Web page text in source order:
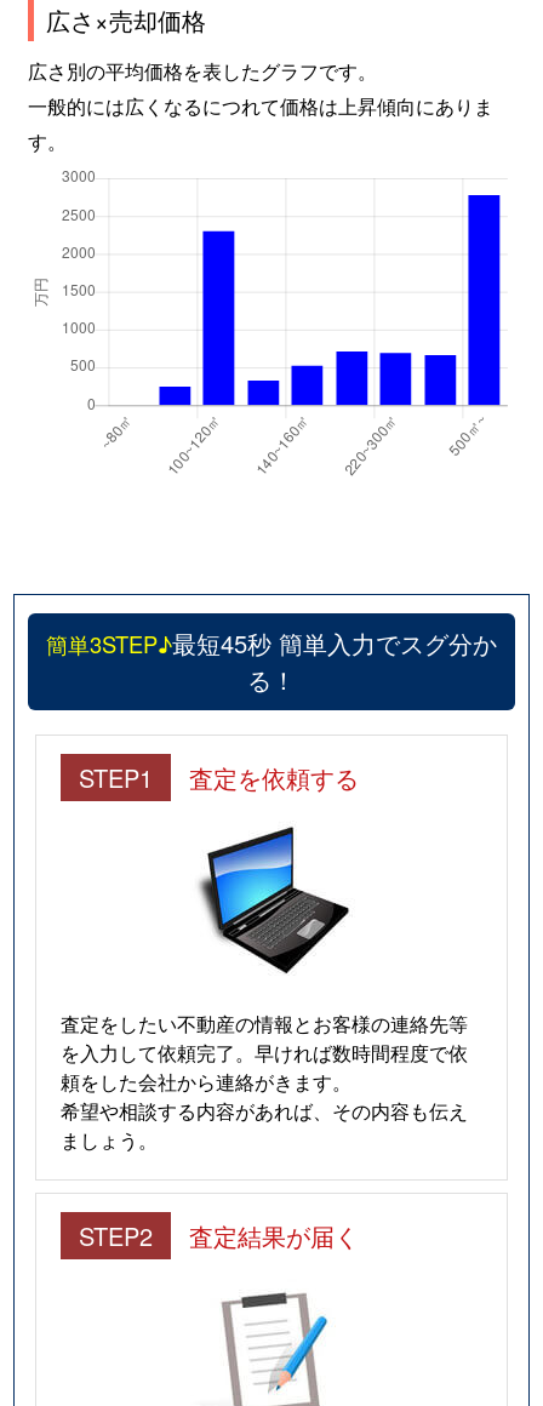
広さ×売却価格
広さ別の平均価格を表したグラフです。
一般的には広くなるにつれて価格は上昇傾向にありま
す。
簡単3STEP♪最短45秒 簡単入力でスグ分か
る！
STEP1 査定を依頼する
査定をしたい不動産の情報とお客様の連絡先等
を入力して依頼完了。早ければ数時間程度で依
頼をした会社から連絡がきます。
希望や相談する内容があれば、その内容も伝え
ましょう。
STEP2 査定結果が届く